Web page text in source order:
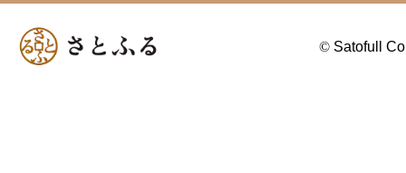
© Satofull